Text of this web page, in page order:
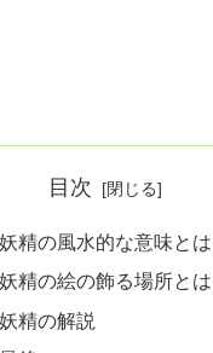
目次
妖精の風水的な意味とは
妖精の絵の飾る場所とは
妖精の解説